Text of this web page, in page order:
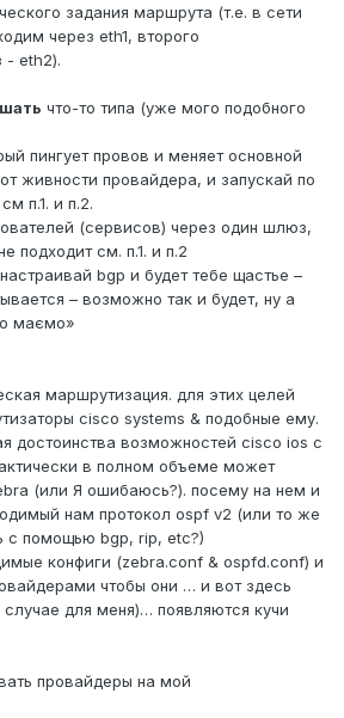
задания маршрута (т.е. в сети
через eth1, второго
- eth2).
что-то типа (уже мого подобного
пингует провов и меняет основной
живности провайдера, и запускай по
п.1. и п.2.
(сервисов) через один шлюз,
подходит см. п.1. и п.2
bgp и будет тебе щастье –
– возможно так и будет, ну а
маємо»
маршрутизация. для этих целей
cisco systems & подобные ему.
достоинства возможностей cisco ios с
в полном объеме может
(или Я ошибаюсь?). посему на нем и
нам протокол ospf v2 (или то же
с помощью bgp, rip, etc?)
конфиги (zebra.conf & ospfd.conf) и
чтобы они … и вот здесь
для меня)… появляются кучи
провайдеры на мой